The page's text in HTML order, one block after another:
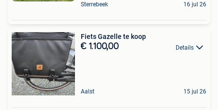
Sterrebeek 16 jul 26
Fiets Gazelle te koop
€ 1.100,00 Details
Aalst 15 jul 26